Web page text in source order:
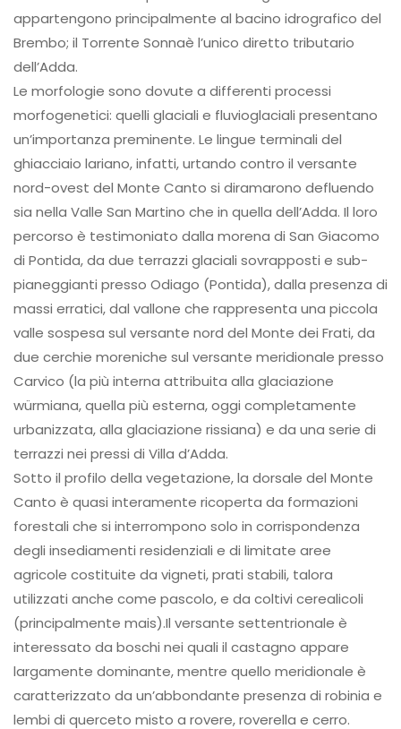
appartengono principalmente al bacino idrografico del
Brembo; il Torrente Sonnaè l’unico diretto tributario
dell’Adda.
Le morfologie sono dovute a differenti processi
morfogenetici: quelli glaciali e fluvioglaciali presentano
un’importanza preminente. Le lingue terminali del
ghiacciaio lariano, infatti, urtando contro il versante
nord-ovest del Monte Canto si diramarono defluendo
sia nella Valle San Martino che in quella dell’Adda. Il loro
percorso è testimoniato dalla morena di San Giacomo
di Pontida, da due terrazzi glaciali sovrapposti e sub-
pianeggianti presso Odiago (Pontida), dalla presenza di
massi erratici, dal vallone che rappresenta una piccola
valle sospesa sul versante nord del Monte dei Frati, da
due cerchie moreniche sul versante meridionale presso
Carvico (la più interna attribuita alla glaciazione
würmiana, quella più esterna, oggi completamente
urbanizzata, alla glaciazione rissiana) e da una serie di
terrazzi nei pressi di Villa d’Adda.
Sotto il profilo della vegetazione, la dorsale del Monte
Canto è quasi interamente ricoperta da formazioni
forestali che si interrompono solo in corrispondenza
degli insediamenti residenziali e di limitate aree
agricole costituite da vigneti, prati stabili, talora
utilizzati anche come pascolo, e da coltivi cerealicoli
(principalmente mais).Il versante settentrionale è
interessato da boschi nei quali il castagno appare
largamente dominante, mentre quello meridionale è
caratterizzato da un’abbondante presenza di robinia e
lembi di querceto misto a rovere, roverella e cerro.